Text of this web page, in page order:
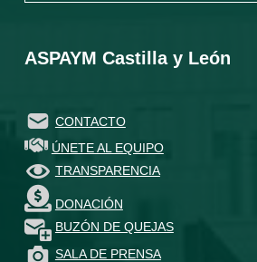
ASPAYM Castilla y León
CONTACTO
ÚNETE AL EQUIPO
TRANSPARENCIA
DONACIÓN
BUZÓN DE QUEJAS
SALA DE PRENSA